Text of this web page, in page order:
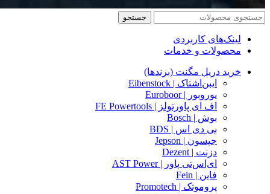
جستجو
لینک‌های کاربردی
محصولات و خدمات
خرید دریل مگنت (برندها)
ایبن‌اشتاک | Eibenstock
یوروبور | Euroboor
اف ای پاورتولز | FE Powertools
بوش | Bosch
بی دی اس | BDS
جپسون | Jepson
دزنت | Dezent
ای‌اس‌تی پاور | AST Power
فاین | Fein
پروموتک | Promotech